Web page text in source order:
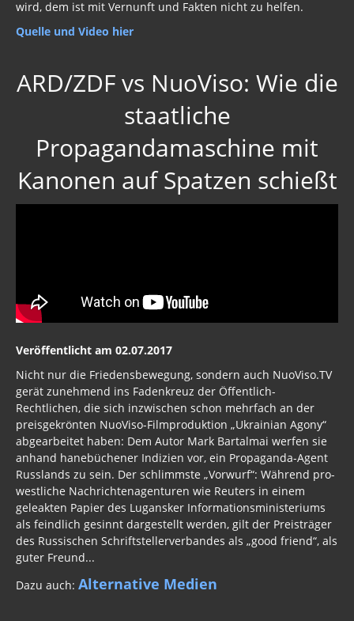
wird, dem ist mit Vernunft und Fakten nicht zu helfen.
Quelle und Video hier
ARD/ZDF vs NuoViso: Wie die
staatliche
Propagandamaschine mit
Kanonen auf Spatzen schießt
Veröffentlicht am 02.07.2017
Nicht nur die Friedensbewegung, sondern auch NuoViso.TV
gerät zunehmend ins Fadenkreuz der Öffentlich-
Rechtlichen, die sich inzwischen schon mehrfach an der
preisgekrönten NuoViso-Filmproduktion „Ukrainian Agony“
abgearbeitet haben: Dem Autor Mark Bartalmai werfen sie
anhand hanebüchener Indizien vor, ein Propaganda-Agent
Russlands zu sein. Der schlimmste „Vorwurf“: Während pro-
westliche Nachrichtenagenturen wie Reuters in einem
geleakten Papier des Lugansker Informationsministeriums
als feindlich gesinnt dargestellt werden, gilt der Preisträger
des Russischen Schriftstellerverbandes als „good friend“, als
guter Freund...
Dazu auch: Alternative Medien